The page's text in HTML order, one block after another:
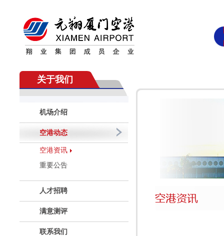
关于我们
机场介绍
空港动态
空港资讯
重要公告
人才招聘
满意测评
联系我们